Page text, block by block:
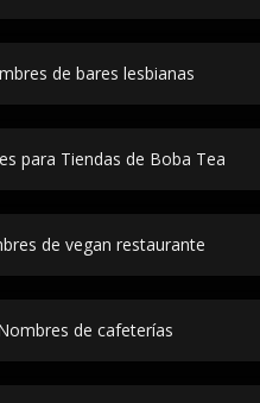
de bares lesbianas
para Tiendas de Boba Tea
de vegan restaurante
de cafeterías